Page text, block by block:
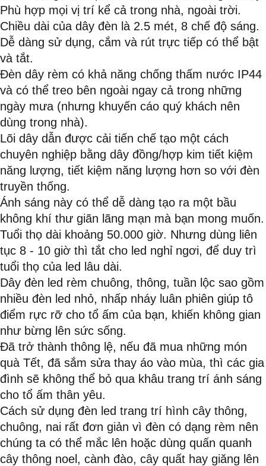
Phù hợp mọi vị trí kể cả trong nhà, ngoài trời.
Chiều dài của dây đèn là 2.5 mét, 8 chế độ sáng.
Dễ dàng sử dụng, cắm và rút trực tiếp có thể bật
và tắt.
Đèn dây rèm có khả năng chống thấm nước IP44
và có thể treo bên ngoài ngay cả trong những
ngày mưa (nhưng khuyến cáo quý khách nên
dùng trong nhà).
Lõi dây dẫn được cải tiến chế tạo một cách
chuyên nghiệp bằng dây đồng/hợp kim tiết kiệm
năng lượng, tiết kiệm năng lượng hơn so với đèn
truyền thống.
Ánh sáng này có thể dễ dàng tạo ra một bầu
không khí thư giãn lãng mạn mà bạn mong muốn.
Tuổi thọ dài khoảng 50.000 giờ. Nhưng dùng liên
tục 8 - 10 giờ thì tắt cho led nghỉ ngơi, để duy trì
tuổi thọ của led lâu dài.
Dây đèn led rèm chuông, thông, tuần lộc sao gồm
nhiều đèn led nhỏ, nhấp nháy luân phiên giúp tô
điểm rực rỡ cho tổ ấm của bạn, khiến không gian
như bừng lên sức sống.
Đã trở thành thông lệ, nếu đã mua những món
quà Tết, đã sắm sửa thay áo vào mùa, thì các gia
đình sẽ không thể bỏ qua khâu trang trí ánh sáng
cho tổ ấm thân yêu.
Cách sử dụng đèn led trang trí hình cây thông,
chuông, nai rất đơn giản vì đèn có dạng rèm nên
chúng ta có thể mắc lên hoặc dùng quấn quanh
cây thông noel, cành đào, cây quất hay giăng lên